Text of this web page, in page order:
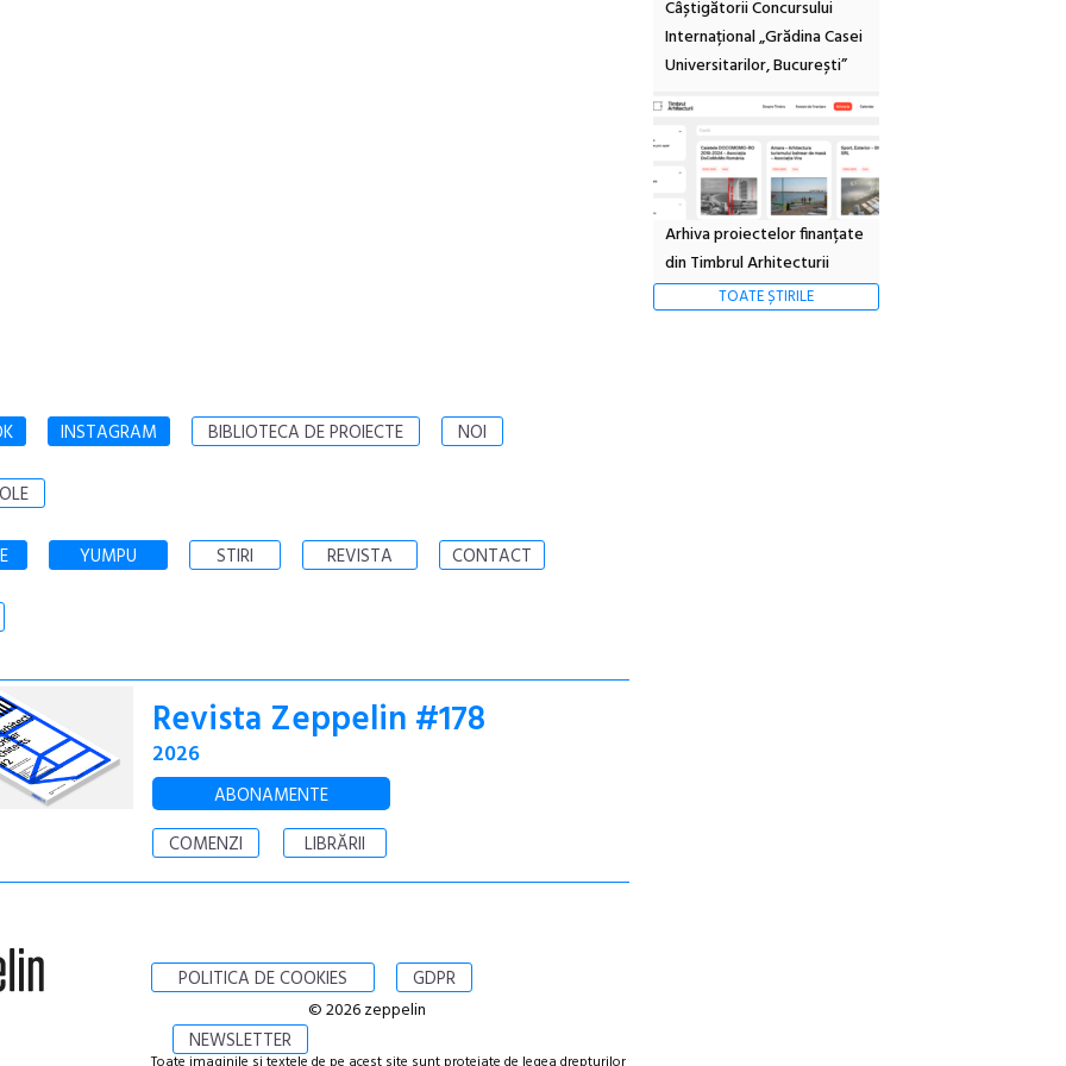
Câștigătorii Concursului
Internațional „Grădina Casei
Universitarilor, București”
Arhiva proiectelor finanțate
din Timbrul Arhitecturii
TOATE ȘTIRILE
INSTAGRAM BIBLIOTECA DE PROIECTE NOI
YUMPU STIRI REVISTA CONTACT
Revista Zeppelin #178
2026
ABONAMENTE
COMENZI
LIBRĂRII
POLITICA DE COOKIES GDPR
NEWSLETTER
© 2026 zeppelin